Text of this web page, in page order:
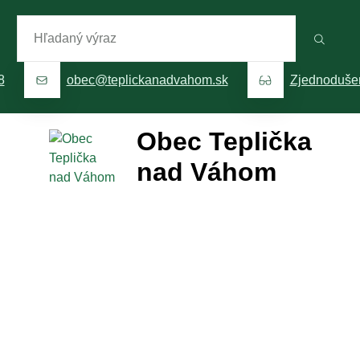
Hľadaný výraz
obec@teplickanadvahom.sk
Obec Teplička
nad Váhom